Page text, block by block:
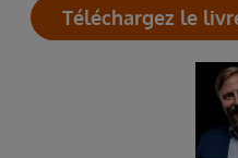
Téléchargez le